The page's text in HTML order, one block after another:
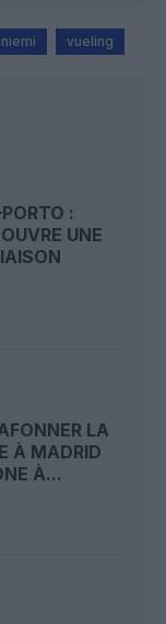
vueling
:
UNE
LA
À MADRID
À...